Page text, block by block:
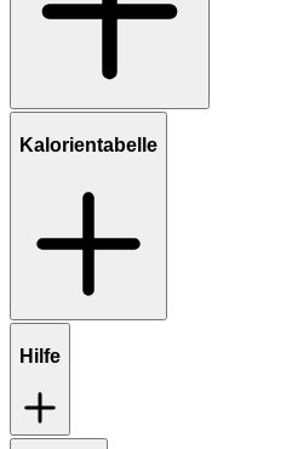
Kalorientabelle
Hilfe